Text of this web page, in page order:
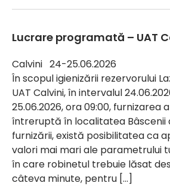
Lucrare programată – UAT
Calvini 24-25.06.2026
În scopul igienizării rezervorului
UAT Calvini, în intervalul
25.06.2026, ora 09:00, furnizarea
întreruptă în localitatea Bâscenii
furnizării, există posibilitatea ca
valori mai mari ale parametrului
în care robinetul trebuie lăsat
câteva minute, pentru […]